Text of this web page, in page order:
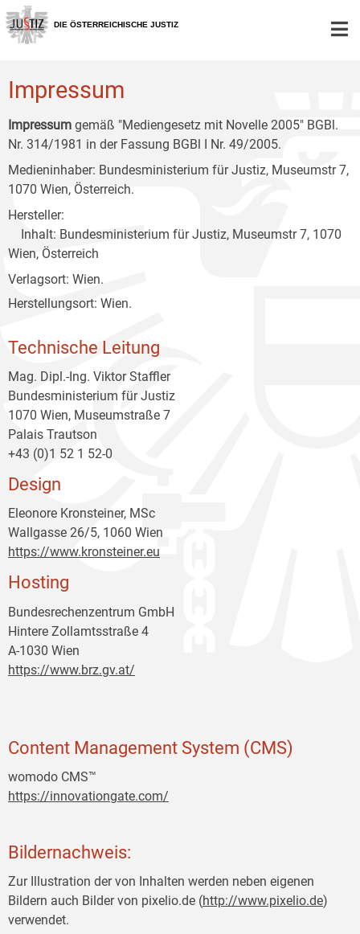
Zur
Hauptnavigation
[1]
Zum
Inhalt
[2]
Zum
Untermenü
[3]
DIE ÖSTERREICHISCHE JUSTIZ
Impressum
Impressum gemäß "Mediengesetz mit Novelle 2005" BGBl.
Nr. 314/1981 in der Fassung BGBl I Nr. 49/2005.
Medieninhaber: Bundesministerium für Justiz, Museumstr 7,
1070 Wien, Österreich.
Hersteller:
Inhalt: Bundesministerium für Justiz, Museumstr 7, 1070
Wien, Österreich
Verlagsort: Wien.
Herstellungsort: Wien.
Technische Leitung
Mag. Dipl.-Ing. Viktor Staffler
Bundesministerium für Justiz
1070 Wien, Museumstraße 7
Palais Trautson
+43 (0)1 52 1 52-0
Design
Eleonore Kronsteiner, MSc
Wallgasse 26/5, 1060 Wien
https://www.kronsteiner.eu
Hosting
Bundesrechenzentrum GmbH
Hintere Zollamtsstraße 4
A-1030 Wien
https://www.brz.gv.at/
Content Management System (CMS)
womodo CMS™
https://innovationgate.com/
Bildernachweis:
Zur Illustration der von Inhalten werden neben eigenen
Bildern auch Bilder von pixelio.de (http://www.pixelio.de)
verwendet.